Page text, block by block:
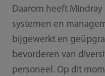
Daarom heeft
systemen en
bijgewerkt en
bevorderen van
personeel. Op dit